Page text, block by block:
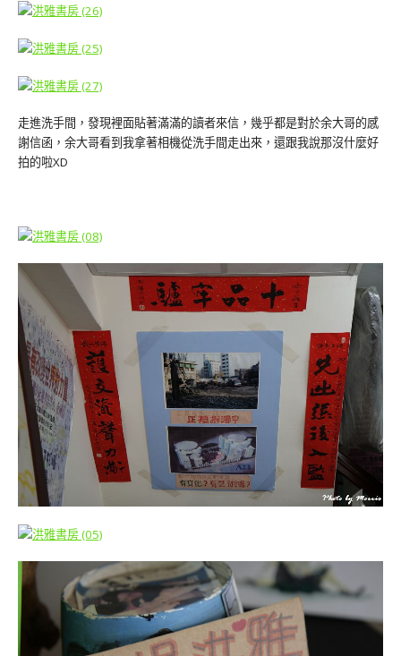
走進洗手間，發現裡面貼著滿滿的讀者來信，幾乎都是對於余大哥的感
謝信函，余大哥看到我拿著相機從洗手間走出來，還跟我說那沒什麼好
拍的啦XD